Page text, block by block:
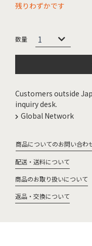
残りわずかです
Customers outside
inquiry desk.
Global Network
商品についてのお問い合わ
配送・送料について
商品のお取り扱いについて
返品・交換について